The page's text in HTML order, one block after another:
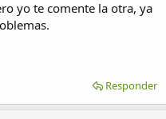
yo te comente la otra, ya
Responder